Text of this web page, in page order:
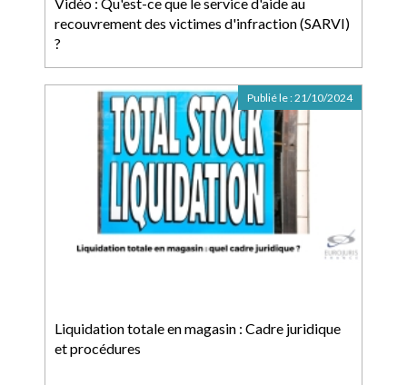
recouvrement des victimes d'infraction (SARVI)
?
Liquidation totale en magasin : Cadre juridique
et procédures
Publié le :21/10/2024